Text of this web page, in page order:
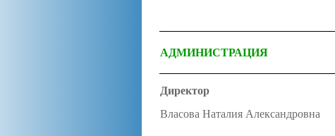
АДМИНИСТРАЦИЯ
Директор
Власова Наталия Александровна